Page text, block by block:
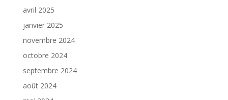
avril 2025
janvier 2025
novembre 2024
octobre 2024
septembre 2024
août 2024